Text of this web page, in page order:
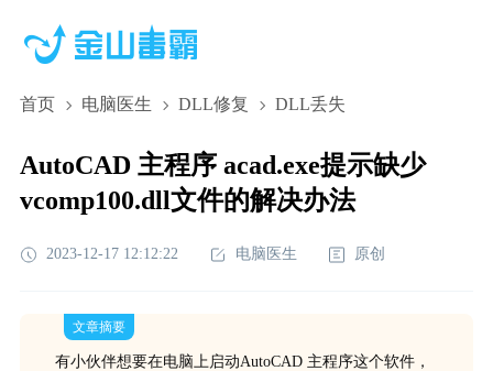
首页 电脑医生 DLL修复 DLL丢失
AutoCAD 主程序 acad.exe提示缺少
vcomp100.dll文件的解决办法
2023-12-17 12:12:22 电脑医生 原创
文章摘要
有小伙伴想要在电脑上启动AutoCAD 主程序这个软件，